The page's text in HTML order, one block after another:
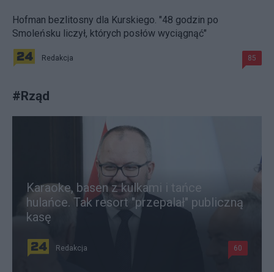
Hofman bezlitosny dla Kurskiego. "48 godzin po
Smoleńsku liczył, których posłów wyciągnąć"
Redakcja 85
#Rząd
Karaoke, basen z kulkami i tańce
hulańce. Tak resort "przepalał" publiczną
kasę
Redakcja 60